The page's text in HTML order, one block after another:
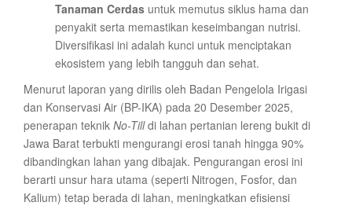
Tanaman Cerdas untuk memutus siklus hama dan
penyakit serta memastikan keseimbangan nutrisi.
Diversifikasi ini adalah kunci untuk menciptakan
ekosistem yang lebih tangguh dan sehat.
Menurut laporan yang dirilis oleh Badan Pengelola Irigasi
dan Konservasi Air (BP-IKA) pada 20 Desember 2025,
penerapan teknik No-Tilldi lahan pertanian lereng bukit di
Jawa Barat terbukti mengurangi erosi tanah hingga 90%
dibandingkan lahan yang dibajak. Pengurangan erosi ini
berarti unsur hara utama (seperti Nitrogen, Fosfor, dan
Kalium) tetap berada di lahan, meningkatkan efisiensi